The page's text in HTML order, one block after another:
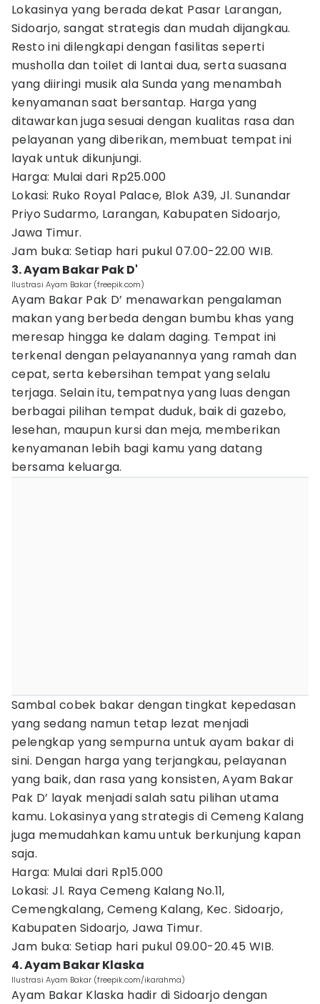
Lokasinya yang berada dekat Pasar Larangan,
Sidoarjo, sangat strategis dan mudah dijangkau.
Resto ini dilengkapi dengan fasilitas seperti
musholla dan toilet di lantai dua, serta suasana
yang diiringi musik ala Sunda yang menambah
kenyamanan saat bersantap. Harga yang
ditawarkan juga sesuai dengan kualitas rasa dan
pelayanan yang diberikan, membuat tempat ini
layak untuk dikunjungi.
Harga: Mulai dari Rp25.000
Lokasi: Ruko Royal Palace, Blok A39, Jl. Sunandar
Priyo Sudarmo, Larangan, Kabupaten Sidoarjo,
Jawa Timur.
Jam buka: Setiap hari pukul 07.00-22.00 WIB.
3. Ayam Bakar Pak D'
Ilustrasi Ayam Bakar (freepik.com)
Ayam Bakar Pak D’ menawarkan pengalaman
makan yang berbeda dengan bumbu khas yang
meresap hingga ke dalam daging. Tempat ini
terkenal dengan pelayanannya yang ramah dan
cepat, serta kebersihan tempat yang selalu
terjaga. Selain itu, tempatnya yang luas dengan
berbagai pilihan tempat duduk, baik di gazebo,
lesehan, maupun kursi dan meja, memberikan
kenyamanan lebih bagi kamu yang datang
bersama keluarga.
Sambal cobek bakar dengan tingkat kepedasan
yang sedang namun tetap lezat menjadi
pelengkap yang sempurna untuk ayam bakar di
sini. Dengan harga yang terjangkau, pelayanan
yang baik, dan rasa yang konsisten, Ayam Bakar
Pak D’ layak menjadi salah satu pilihan utama
kamu. Lokasinya yang strategis di Cemeng Kalang
juga memudahkan kamu untuk berkunjung kapan
saja.
Harga: Mulai dari Rp15.000
Lokasi: Jl. Raya Cemeng Kalang No.11,
Cemengkalang, Cemeng Kalang, Kec. Sidoarjo,
Kabupaten Sidoarjo, Jawa Timur.
Jam buka: Setiap hari pukul 09.00-20.45 WIB.
4. Ayam Bakar Klaska
Ilustrasi Ayam Bakar (freepik.com/ikarahma)
Ayam Bakar Klaska hadir di Sidoarjo dengan